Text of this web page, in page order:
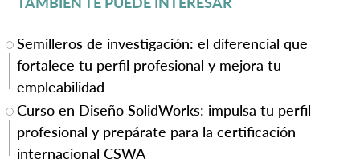
Semilleros de investigación: el diferencial que
fortalece tu perfil profesional y mejora tu
empleabilidad
Curso en Diseño SolidWorks: impulsa tu perfil
profesional y prepárate para la certificación
internacional CSWA